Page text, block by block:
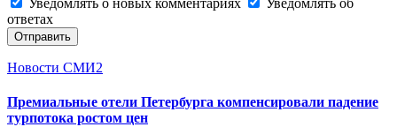
Уведомлять о новых комментариях
Уведомлять об
ответах
Отправить
Новости СМИ2
Премиальные отели Петербурга компенсировали падение
турпотока ростом цен